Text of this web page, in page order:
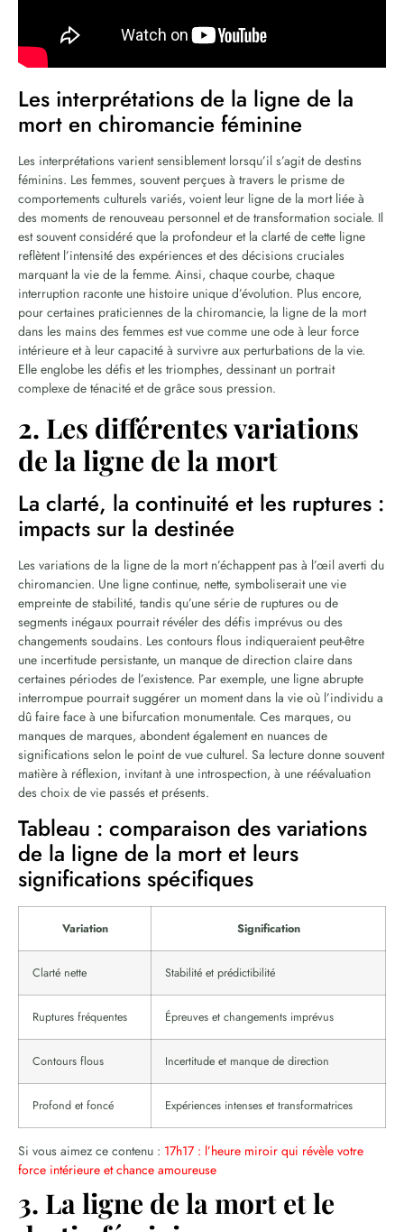
Les interprétations de la ligne de la
mort en chiromancie féminine
Les interprétations varient sensiblement lorsqu’il s’agit de destins
féminins. Les femmes, souvent perçues à travers le prisme de
comportements culturels variés, voient leur ligne de la mort liée à
des moments de renouveau personnel et de transformation sociale. Il
est souvent considéré que la profondeur et la clarté de cette ligne
reflètent l’intensité des expériences et des décisions cruciales
marquant la vie de la femme. Ainsi, chaque courbe, chaque
interruption raconte une histoire unique d’évolution. Plus encore,
pour certaines praticiennes de la chiromancie, la ligne de la mort
dans les mains des femmes est vue comme une ode à leur force
intérieure et à leur capacité à survivre aux perturbations de la vie.
Elle englobe les défis et les triomphes, dessinant un portrait
complexe de ténacité et de grâce sous pression.
2. Les différentes variations
de la ligne de la mort
La clarté, la continuité et les ruptures :
impacts sur la destinée
Les variations de la ligne de la mort n’échappent pas à l’œil averti du
chiromancien. Une ligne continue, nette, symboliserait une vie
empreinte de stabilité, tandis qu’une série de ruptures ou de
segments inégaux pourrait révéler des défis imprévus ou des
changements soudains. Les contours flous indiqueraient peut-être
une incertitude persistante, un manque de direction claire dans
certaines périodes de l’existence. Par exemple, une ligne abrupte
interrompue pourrait suggérer un moment dans la vie où l’individu a
dû faire face à une bifurcation monumentale. Ces marques, ou
manques de marques, abondent également en nuances de
significations selon le point de vue culturel. Sa lecture donne souvent
matière à réflexion, invitant à une introspection, à une réévaluation
des choix de vie passés et présents.
Tableau : comparaison des variations
de la ligne de la mort et leurs
significations spécifiques
Variation Signification
Clarté nette Stabilité et prédictibilité
Ruptures fréquentes Épreuves et changements imprévus
Contours flous Incertitude et manque de direction
Profond et foncé Expériences intenses et transformatrices
Si vous aimez ce contenu : 17h17 : l’heure miroir qui révèle votre
force intérieure et chance amoureuse
3. La ligne de la mort et le